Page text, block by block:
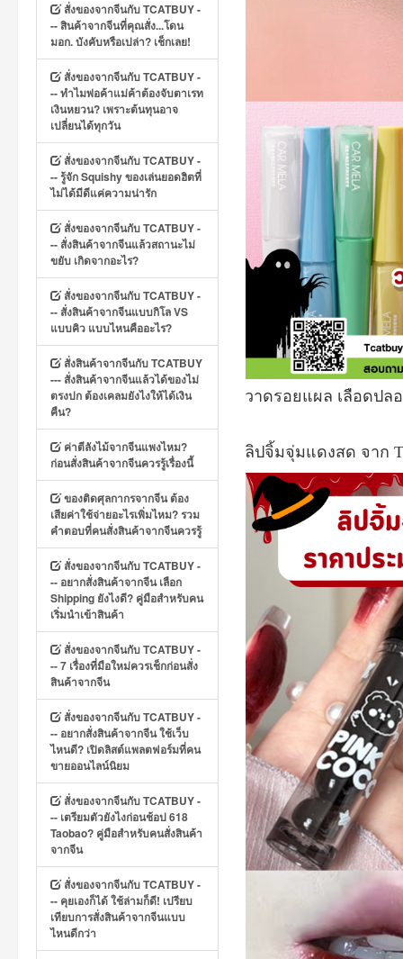
สั่งของจากจีนกับ TCATBUY -
-- สินค้าจากจีนที่คุณสั่ง...โดน
มอก. บังคับหรือเปล่า? เช็กเลย!
สั่งของจากจีนกับ TCATBUY -
-- ทำไมพ่อค้าแม่ค้าต้องจับตาเรท
เงินหยวน? เพราะต้นทุนอาจ
เปลี่ยนได้ทุกวัน
สั่งของจากจีนกับ TCATBUY -
-- รู้จัก Squishy ของเล่นยอดฮิตที่
ไม่ได้มีดีแค่ความน่ารัก
สั่งของจากจีนกับ TCATBUY -
-- สั่งสินค้าจากจีนแล้วสถานะไม่
ขยับ เกิดจากอะไร?
สั่งของจากจีนกับ TCATBUY -
-- สั่งสินค้าจากจีนแบบกิโล VS
แบบคิว แบบไหนคืออะไร?
สั่งสินค้าจากจีนกับ TCATBUY
--- สั่งสินค้าจากจีนแล้วได้ของไม่
ตรงปก ต้องเคลมยังไงให้ได้เงิน
คืน?
ค่าตีลังไม้จากจีนแพงไหม?
ก่อนสั่งสินค้าจากจีนควรรู้เรื่องนี้
ของติดศุลกากรจากจีน ต้อง
เสียค่าใช้จ่ายอะไรเพิ่มไหม? รวม
คำตอบที่คนสั่งสินค้าจากจีนควรรู้
สั่งของจากจีนกับ TCATBUY -
-- อยากสั่งสินค้าจากจีน เลือก
Shipping ยังไงดี? คู่มือสำหรับคน
เริ่มนำเข้าสินค้า
สั่งของจากจีนกับ TCATBUY -
-- 7 เรื่องที่มือใหม่ควรเช็กก่อนสั่ง
สินค้าจากจีน
สั่งของจากจีนกับ TCATBUY -
-- อยากสั่งสินค้าจากจีน ใช้เว็บ
ไหนดี? เปิดลิสต์แพลตฟอร์มที่คน
ขายออนไลน์นิยม
สั่งของจากจีนกับ TCATBUY -
-- เตรียมตัวยังไงก่อนช้อป 618
Taobao? คู่มือสำหรับคนสั่งสินค้า
จากจีน
สั่งของจากจีนกับ TCATBUY -
-- คุยเองก็ได้ ใช้ล่ามก็ดี! เปรียบ
เทียบการสั่งสินค้าจากจีนแบบ
ไหนดีกว่า
วาดรอยแผล เลือดป
ลิปจิ้มจุ่มแดงสด จาก